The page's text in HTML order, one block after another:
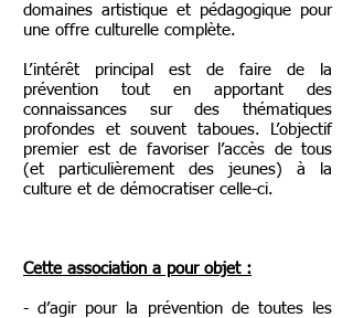
domaines artistique et pédagogique pour
une offre culturelle complète.
L’intérêt principal est de faire de la
prévention tout en apportant des
connaissances sur des thématiques
profondes et souvent taboues. L’objectif
premier est de favoriser l’accès de tous
(et particulièrement des jeunes) à la
culture et de démocratiser celle-ci.
Cette association a pour objet :
- d’agir pour la prévention de toutes les